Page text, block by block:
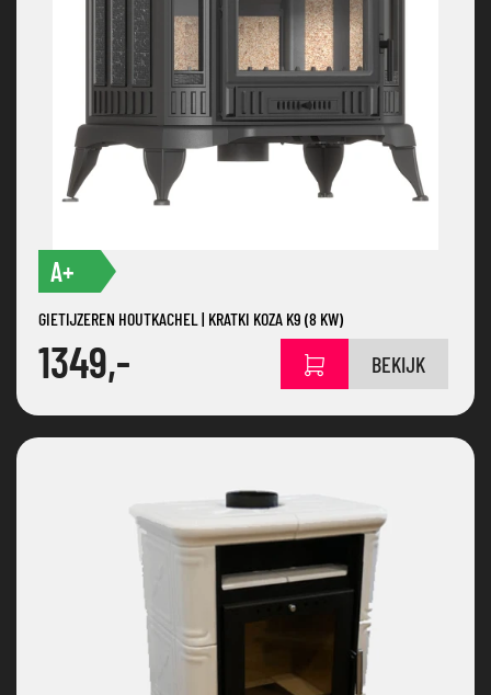
A+
GIETIJZEREN HOUTKACHEL | KRATKI KOZA K9 (8 KW)
1349,- BEKIJK